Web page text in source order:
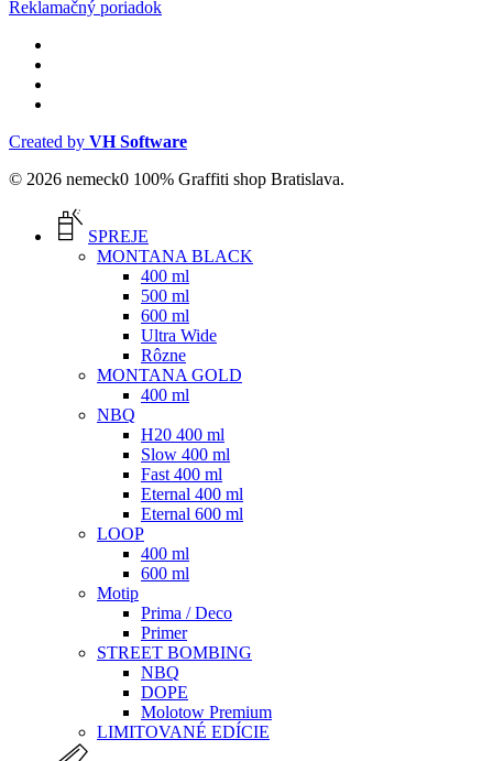
Reklamačný poriadok
Created by VH Software
© 2026 nemeck0 100% Graffiti shop Bratislava.
Menu
SPREJE
MONTANA BLACK
400 ml
500 ml
600 ml
Ultra Wide
Rôzne
MONTANA GOLD
400 ml
NBQ
H20 400 ml
Slow 400 ml
Fast 400 ml
Eternal 400 ml
Eternal 600 ml
LOOP
400 ml
600 ml
Motip
Prima / Deco
Primer
STREET BOMBING
NBQ
DOPE
Molotow Premium
LIMITOVANÉ EDÍCIE